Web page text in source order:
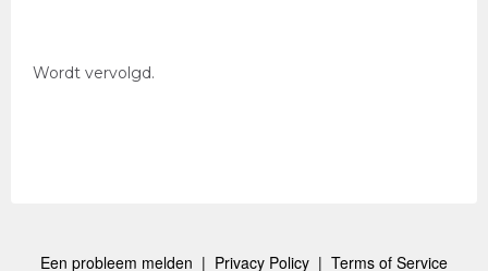
Wordt vervolgd.
Een probleem melden | Privacy Policy | Terms of Service